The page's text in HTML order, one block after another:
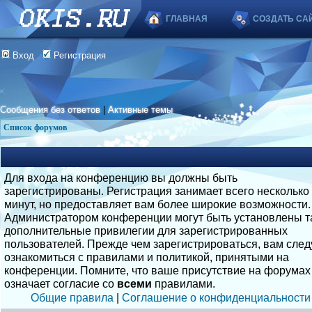
ГЛАВНАЯ СОЗДАТЬ
Вход Регистрация
Сообщения без ответов |Активные темы
Список форумов
Для входа на конференцию вы должны быть
зарегистрированы. Регистрация занимает всего несколько
минут, но предоставляет вам более широкие возможности.
Администратором конференции могут быть установлены
дополнительные привилегии для зарегистрированных
пользователей. Прежде чем зарегистрироваться, вам
ознакомиться с правилами и политикой, принятыми на
конференции. Помните, что ваше присутствие на форумах
означает согласие со всеми правилами.
Общие правила | Соглашение о конфиденциальности